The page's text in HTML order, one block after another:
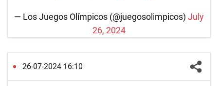
— Los Juegos Olímpicos (@juegosolimpicos) July
26, 2024
26-07-2024 16:10